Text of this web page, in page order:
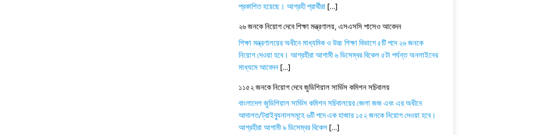
প্রকাশিত হয়েছে। আগ্রহী প্রার্থীরা[...]
২৬ জনকে নিয়োগ দেবে শিক্ষা মন্ত্রণালয়, এসএসসি পাসেও আবেদন
শিক্ষা মন্ত্রণালয়ের অধীনে মাধ্যমিক ও উচ্চ শিক্ষা বিভাগে ৫টি পদে ২৬ জনকে
নিয়োগ দেওয়া হবে। আগ্রহীরা আগামী ৬ ডিসেম্বর বিকেল ৫টা পর্যন্ত অনলাইনের
মাধ্যমে আবেদন[...]
১১৫২ জনকে নিয়োগ দেবে জুডিশিয়াল সার্ভিস কমিশন সচিবালয়
বাংলাদেশ জুডিশিয়াল সার্ভিস কমিশন সচিবালয়ের জেলা জজ এবং এর অধীনে
আদালত/ট্রাইব্যুনালসমূহে ৬টি পদে এক হাজার ১৫২ জনকে নিয়োগ দেওয়া হবে।
আগ্রহীরা আগামী ৯ ডিসেম্বর বিকেল[...]